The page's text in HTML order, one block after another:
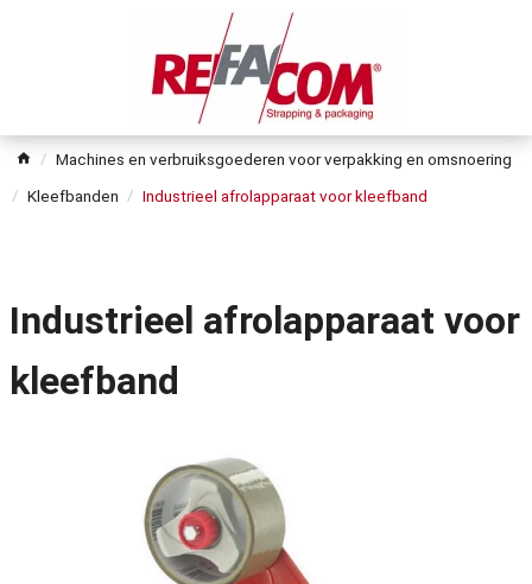
Machines en verbruiksgoederen voor verpakking en omsnoering
Kleefbanden
Industrieel afrolapparaat voor kleefband
Industrieel afrolapparaat voor
kleefband